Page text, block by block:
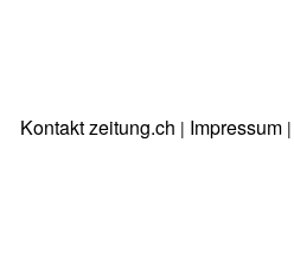
Kontakt zeitung.ch | Impressum|